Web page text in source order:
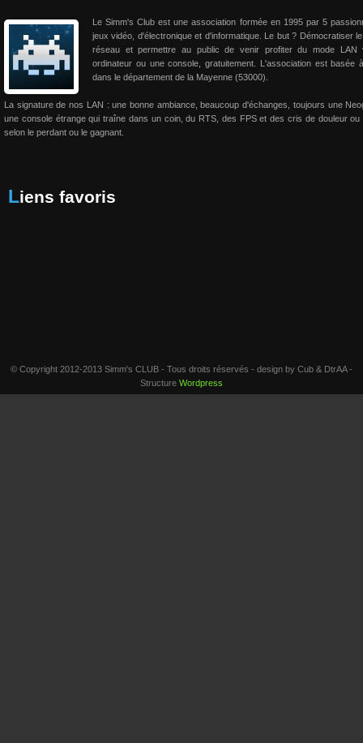
Le Simm's Club est une association formée en 1995 par 5
jeux vidéo, d'électronique et d'informatique. Le but ? Démocratiser
réseau et permettre au public de venir profiter du mode LAN
ordinateur ou une console, gratuitement. L'association est basée
dans le département de la Mayenne (53000).
La signature de nos LAN : une bonne ambiance, beaucoup d'échanges, toujours une
une console étrange qui traîne dans un coin, du RTS, des FPS et des cris de douleur ou
selon le perdant ou le gagnant.
Liens favoris
© Copyright 2012-2013 Simm's CLUB - Tous droits réservés - design by Cub & DtrAA -
Structure Wordpress